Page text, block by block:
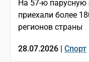
На 57-ю парусную
приехали более
регионов страны
28.07.2026 | Спорт